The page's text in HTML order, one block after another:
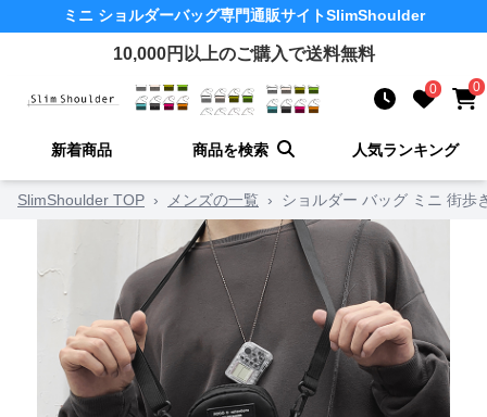
ミニ ショルダーバッグ専門通販サイトSlimShoulder
10,000円以上のご購入で送料無料
0 0
新着商品 商品を検索 人気ランキング
SlimShoulder TOP › メンズの一覧 › ショルダー バッグ ミニ 街歩